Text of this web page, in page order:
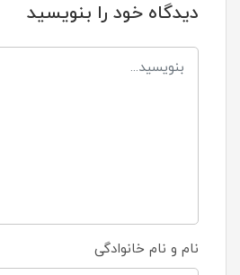
دیدگاه خود را بنویسید
نام و نام خانوادگی